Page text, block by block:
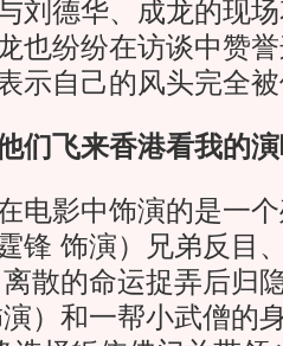
刘德华、成龙的现
也纷纷在访谈中赞
示自己的风头完全
们飞来香港看我的
影中饰演的是一个
锋 饰演）兄弟反目
离散的命运捉弄后归
）和一帮小武僧的